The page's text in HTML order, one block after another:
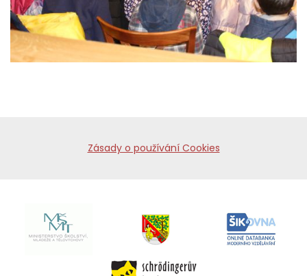
Zásady o používání Cookies